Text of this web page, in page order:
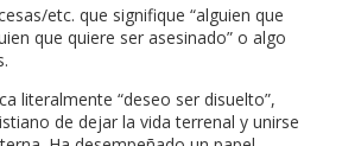
etc. que signifique “alguien que
que quiere ser asesinado” o algo
literalmente “deseo ser disuelto”,
de dejar la vida terrenal y unirse